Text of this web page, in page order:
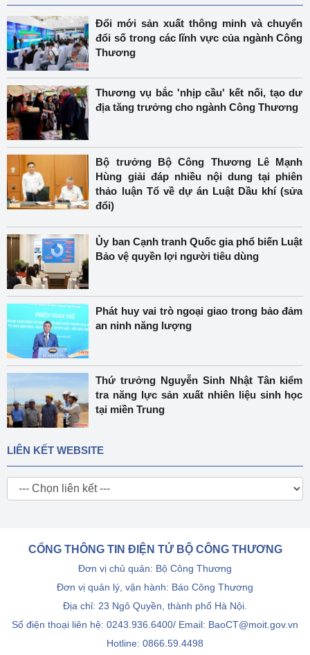
Đổi mới sản xuất thông minh và chuyển
đổi số trong các lĩnh vực của ngành Công
Thương
Thương vụ bắc 'nhịp cầu' kết nối, tạo dư
địa tăng trưởng cho ngành Công Thương
Bộ trưởng Bộ Công Thương Lê Mạnh
Hùng giải đáp nhiều nội dung tại phiên
thảo luận Tổ về dự án Luật Dầu khí (sửa
đổi)
Ủy ban Cạnh tranh Quốc gia phổ biến Luật
Bảo vệ quyền lợi người tiêu dùng
Phát huy vai trò ngoại giao trong bảo đảm
an ninh năng lượng
Thứ trưởng Nguyễn Sinh Nhật Tân kiểm
tra năng lực sản xuất nhiên liệu sinh học
tại miền Trung
LIÊN KẾT WEBSITE
CỔNG THÔNG TIN ĐIỆN TỬ BỘ CÔNG THƯƠNG
Đơn vị chủ quản: Bộ Công Thương
Đơn vị quản lý, vận hành: Báo Công Thương
Địa chỉ: 23 Ngô Quyền, thành phố Hà Nội.
Số điện thoại liên hệ: 0243.936.6400/ Email: BaoCT@moit.gov.vn
Hotline: 0866.59.4498